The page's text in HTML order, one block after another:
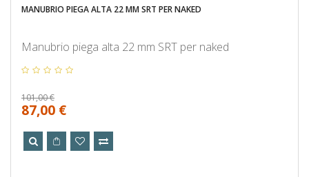
MANUBRIO PIEGA ALTA 22 MM SRT PER NAKED
Manubrio piega alta 22 mm SRT per naked
101,00 €
87,00 €